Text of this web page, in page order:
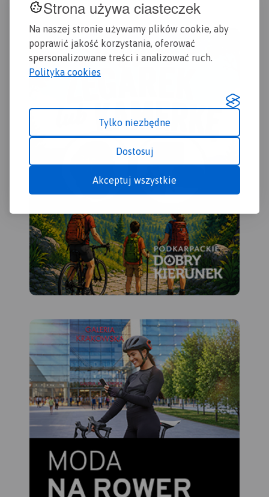
Strona używa ciasteczek
Na naszej stronie używamy plików cookie, aby
poprawić jakość korzystania, oferować
spersonalizowane treści i analizować ruch.
Polityka cookies
Tylko niezbędne
Dostosuj
Akceptuj wszystkie